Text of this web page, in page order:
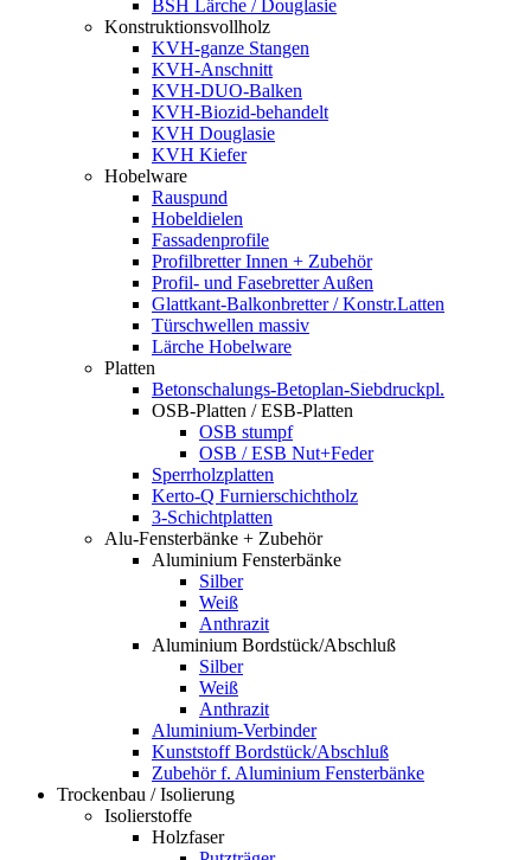
BSH Lärche / Douglasie
Konstruktionsvollholz
KVH-ganze Stangen
KVH-Anschnitt
KVH-DUO-Balken
KVH-Biozid-behandelt
KVH Douglasie
KVH Kiefer
Hobelware
Rauspund
Hobeldielen
Fassadenprofile
Profilbretter Innen + Zubehör
Profil- und Fasebretter Außen
Glattkant-Balkonbretter / Konstr.Latten
Türschwellen massiv
Lärche Hobelware
Platten
Betonschalungs-Betoplan-Siebdruckpl.
OSB-Platten / ESB-Platten
OSB stumpf
OSB / ESB Nut+Feder
Sperrholzplatten
Kerto-Q Furnierschichtholz
3-Schichtplatten
Alu-Fensterbänke + Zubehör
Aluminium Fensterbänke
Silber
Weiß
Anthrazit
Aluminium Bordstück/Abschluß
Silber
Weiß
Anthrazit
Aluminium-Verbinder
Kunststoff Bordstück/Abschluß
Zubehör f. Aluminium Fensterbänke
Trockenbau / Isolierung
Isolierstoffe
Holzfaser